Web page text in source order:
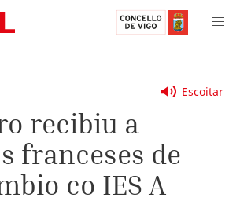
Escoitar
recibiu a
franceses de
co IES A